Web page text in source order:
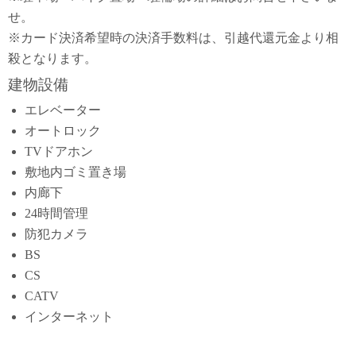
せ。
※カード決済希望時の決済手数料は、引越代還元金より相
殺となります。
建物設備
エレベーター
オートロック
TVドアホン
敷地内ゴミ置き場
内廊下
24時間管理
防犯カメラ
BS
CS
CATV
インターネット